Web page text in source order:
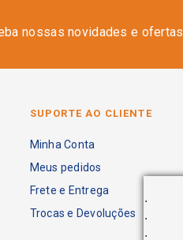
.
.
.
nossas novidades e ofertas
SUPORTE AO CLIENTE
Minha Conta
Meus pedidos
Frete e Entrega
Trocas e Devoluções